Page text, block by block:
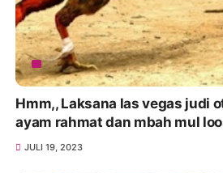
Hmm,, Laksana las vegas judi
ayam rahmat dan mbah mul
JULI 19, 2023